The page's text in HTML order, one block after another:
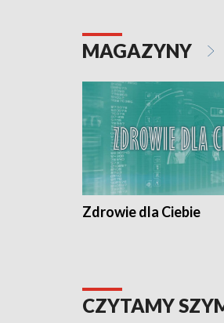
MAGAZYNY
Zdrowie dla Ciebie
CZYTAMY